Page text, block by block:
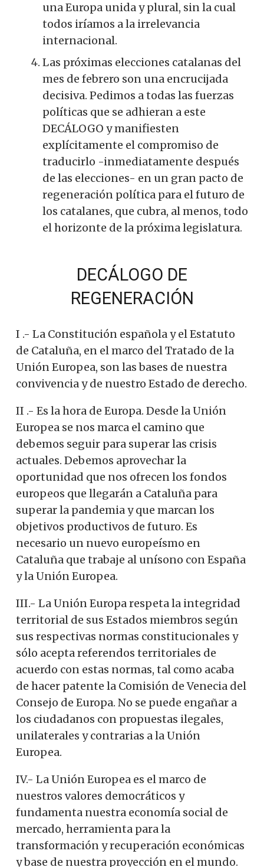
una Europa unida y plural, sin la cual
todos iríamos a la irrelevancia
internacional.
Las próximas elecciones catalanas del
mes de febrero son una encrucijada
decisiva. Pedimos a todas las fuerzas
políticas que se adhieran a este
DECÁLOGO y manifiesten
explícitamente el compromiso de
traducirlo -inmediatamente después
de las elecciones- en un gran pacto de
regeneración política para el futuro de
los catalanes, que cubra, al menos, todo
el horizonte de la próxima legislatura.
DECÁLOGO DE
REGENERACIÓN
I .- La Constitución española y el Estatuto
de Cataluña, en el marco del Tratado de la
Unión Europea, son las bases de nuestra
convivencia y de nuestro Estado de derecho.
II .- Es la hora de Europa. Desde la Unión
Europea se nos marca el camino que
debemos seguir para superar las crisis
actuales. Debemos aprovechar la
oportunidad que nos ofrecen los fondos
europeos que llegarán a Cataluña para
superar la pandemia y que marcan los
objetivos productivos de futuro. Es
necesario un nuevo europeísmo en
Cataluña que trabaje al unísono con España
y la Unión Europea.
III.- La Unión Europa respeta la integridad
territorial de sus Estados miembros según
sus respectivas normas constitucionales y
sólo acepta referendos territoriales de
acuerdo con estas normas, tal como acaba
de hacer patente la Comisión de Venecia del
Consejo de Europa. No se puede engañar a
los ciudadanos con propuestas ilegales,
unilaterales y contrarias a la Unión
Europea.
IV.- La Unión Europea es el marco de
nuestros valores democráticos y
fundamenta nuestra economía social de
mercado, herramienta para la
transformación y recuperación económicas
y base de nuestra proyección en el mundo.